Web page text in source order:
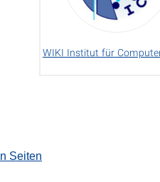
WIKI Institut für
Seiten